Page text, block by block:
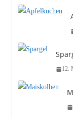
12.